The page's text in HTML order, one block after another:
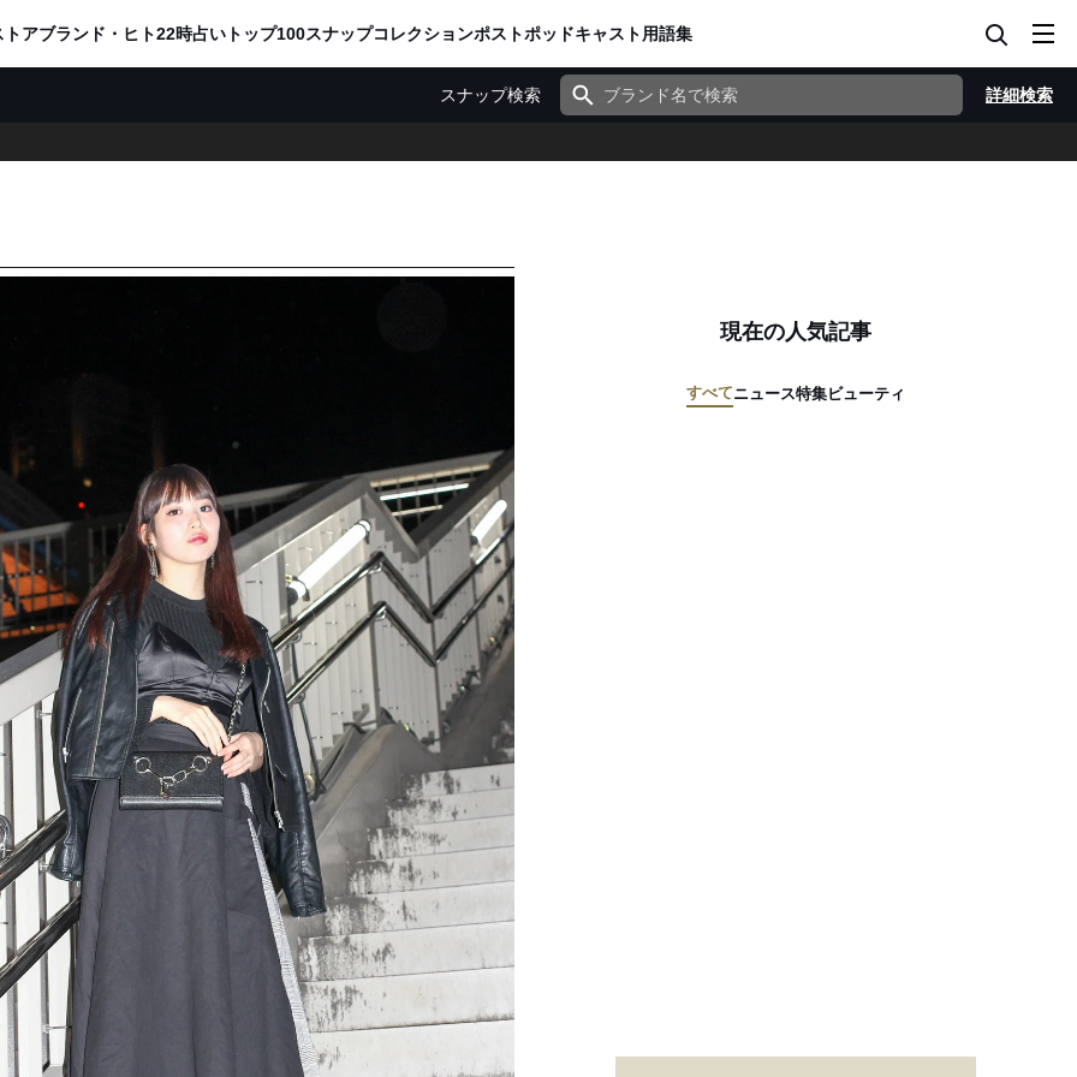
トアブランド・ヒト22時占い トップ100スナップコレクションポストポッドキャスト用語集
スナップ検索 詳細検索
現在の人気記事
すべてニュース特集ビューティ